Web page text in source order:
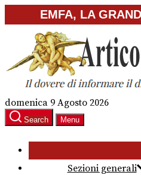
to
content
EMFA, LA
domenica 9 Agosto 2026
Search Menu
Sezioni generali